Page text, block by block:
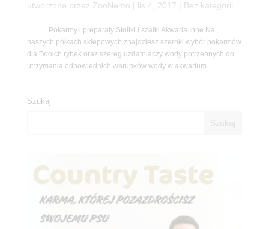
utworzone przez ZooNemo lis 4, 2017 | Bez kategorii
Pokarmy i preparaty Stoliki i szafki Akwaria Inne Na
naszych półkach sklepowych znajdziesz szeroki wybór pokarmów
dla Twoich rybek oraz szereg uzdatniaczy wody potrzebnych do
utrzymania odpowiednich warunków wody w akwarium....
Szukaj